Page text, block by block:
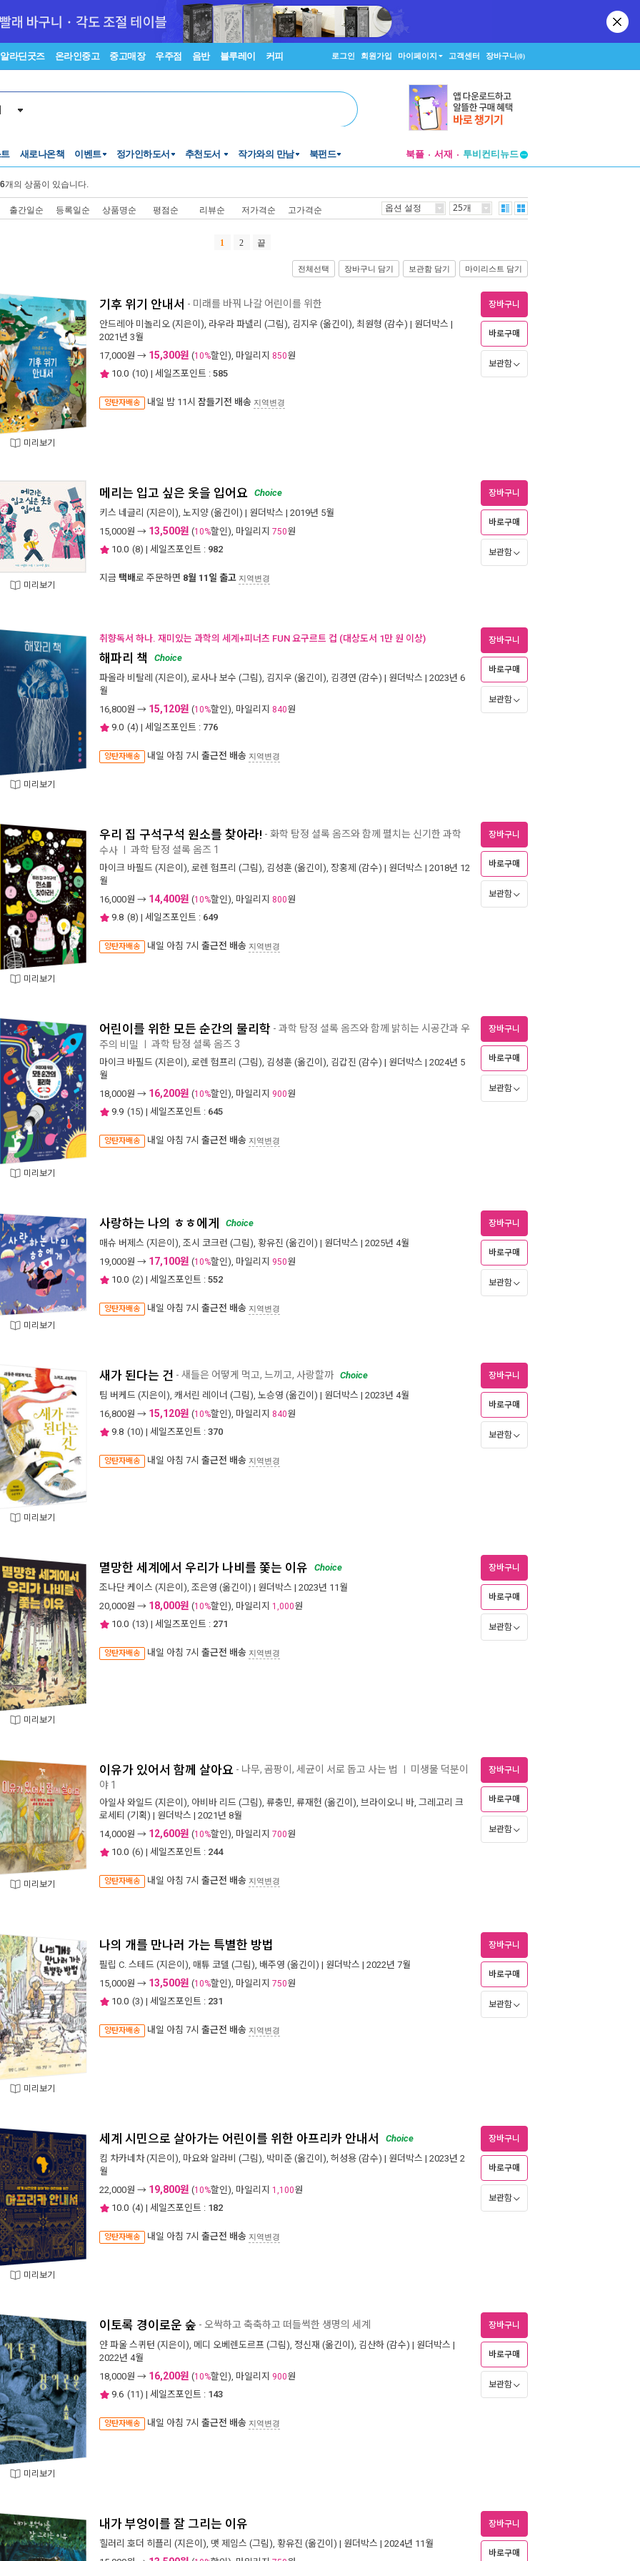
알라딘굿즈 온라인중고 중고매장 우주점 음반 블루레이 커피 로그인 회원가입 마이페이지 고객센터 장바구니(0)
새로나온책 이벤트 정가인하도서 추천도서 작가와의 만남 북펀드 북플 서재
창작플랫폼
개의 상품이 있습니다.
출간일순 등록일순 상품명순 평점순 리뷰순 저가격순 고가격순 옵션 설정 25개
1 2 끝
전체선택 장바구니 담기 보관함 담기 마이리스트 담기
미리보기
기후 위기 안내서 - 미래를 바꿔 나갈 어린이를 위한
안드레아 미놀리오 (지은이), 라우라 파넬리 (그림), 김지우 (옮긴이), 최원형 (감수) | 원더박스 |
2021년 3월
17,000원 → 15,300원 (10%할인), 마일리지 850원
10.0 (10) | 세일즈포인트 : 585
양탄자배송 내일 밤 11시 잠들기전 배송 지역변경
장바구니
바로구매
보관함
미리보기
메리는 입고 싶은 옷을 입어요 Choice
키스 네글리 (지은이), 노지양 (옮긴이) | 원더박스 | 2019년 5월
15,000원 → 13,500원 (10%할인), 마일리지 750원
10.0 (8) | 세일즈포인트 : 982
지금 택배로 주문하면 8월 11일 출고 지역변경
장바구니
바로구매
보관함
미리보기
취향독서 하나. 재미있는 과학의 세계+피너츠 FUN 요구르트 컵 (대상도서 1만 원 이상)
해파리 책
Choice
파올라 비탈레 (지은이), 로사나 보수 (그림), 김지우 (옮긴이), 김경연 (감수) | 원더박스 | 2023년 6
월
16,800원 → 15,120원 (10%할인), 마일리지 840원
9.0 (4) | 세일즈포인트 : 776
양탄자배송 내일 아침 7시 출근전 배송 지역변경
장바구니
바로구매
보관함
미리보기
우리 집 구석구석 원소를 찾아라! - 화학 탐정 셜록 옴즈와 함께 펼치는 신기한 과학
수사 과학 탐정 셜록 옴즈 1
마이크 바필드 (지은이), 로렌 험프리 (그림), 김성훈 (옮긴이), 장홍제 (감수) | 원더박스 | 2018년 12
월
16,000원 → 14,400원 (10%할인), 마일리지 800원
9.8 (8) | 세일즈포인트 : 649
양탄자배송 내일 아침 7시 출근전 배송 지역변경
장바구니
바로구매
보관함
미리보기
어린이를 위한 모든 순간의 물리학 - 과학 탐정 셜록 옴즈와 함께 밝히는 시공간과 우
주의 비밀 과학 탐정 셜록 옴즈 3
마이크 바필드 (지은이), 로렌 험프리 (그림), 김성훈 (옮긴이), 김갑진 (감수) | 원더박스 | 2024년 5
월
18,000원 → 16,200원 (10%할인), 마일리지 900원
9.9 (15) | 세일즈포인트 : 645
양탄자배송 내일 아침 7시 출근전 배송 지역변경
장바구니
바로구매
보관함
미리보기
사랑하는 나의 ㅎㅎ에게
Choice
매슈 버제스 (지은이), 조시 코크런 (그림), 황유진 (옮긴이) | 원더박스 | 2025년 4월
19,000원 → 17,100원 (10%할인), 마일리지 950원
10.0 (2) | 세일즈포인트 : 552
양탄자배송 내일 아침 7시 출근전 배송 지역변경
장바구니
바로구매
보관함
미리보기
새가 된다는 건 - 새들은 어떻게 먹고, 느끼고, 사랑할까 Choice
팀 버케드 (지은이), 캐서린 레이너 (그림), 노승영 (옮긴이) | 원더박스 | 2023년 4월
16,800원 → 15,120원 (10%할인), 마일리지 840원
9.8 (10) | 세일즈포인트 : 370
양탄자배송 내일 아침 7시 출근전 배송 지역변경
장바구니
바로구매
보관함
미리보기
멸망한 세계에서 우리가 나비를 쫓는 이유
Choice
조나단 케이스 (지은이), 조은영 (옮긴이) | 원더박스 | 2023년 11월
20,000원 → 18,000원 (10%할인), 마일리지 1,000원
10.0 (13) | 세일즈포인트 : 271
양탄자배송 내일 아침 7시 출근전 배송 지역변경
장바구니
바로구매
보관함
미리보기
이유가 있어서 함께 살아요 - 나무, 곰팡이, 세균이 서로 돕고 사는 법 미생물 덕분이
야 1
아일사 와일드 (지은이), 아비바 리드 (그림), 류충민, 류재헌 (옮긴이), 브라이오니 바, 그레고리 크
로세티 (기획) | 원더박스 | 2021년 8월
14,000원 → 12,600원 (10%할인), 마일리지 700원
10.0 (6) | 세일즈포인트 : 244
양탄자배송 내일 아침 7시 출근전 배송 지역변경
장바구니
바로구매
보관함
미리보기
나의 개를 만나러 가는 특별한 방법
필립 C. 스테드 (지은이), 매튜 코델 (그림), 배주영 (옮긴이) | 원더박스 | 2022년 7월
15,000원 → 13,500원 (10%할인), 마일리지 750원
10.0 (3) | 세일즈포인트 : 231
양탄자배송 내일 아침 7시 출근전 배송 지역변경
장바구니
바로구매
보관함
미리보기
세계 시민으로 살아가는 어린이를 위한 아프리카 안내서
Choice
킴 차카네차(지은이), 마요와 알라비 (그림), 박미준 (옮긴이), 허성용 (감수) | 원더박스 | 2023년 2
월
22,000원 → 19,800원 (10%할인), 마일리지 1,100원
10.0 (4) | 세일즈포인트 : 182
양탄자배송 내일 아침 7시 출근전 배송 지역변경
장바구니
바로구매
보관함
미리보기
이토록 경이로운 숲 - 오싹하고 축축하고 떠들썩한 생명의 세계
얀 파울 스퀴턴 (지은이), 메디 오베렌도르프 (그림), 정신재 (옮긴이), 김산하 (감수) | 원더박스 |
2022년 4월
18,000원 → 16,200원 (10%할인), 마일리지 900원
9.6 (11) | 세일즈포인트 : 143
양탄자배송 내일 아침 7시 출근전 배송 지역변경
장바구니
바로구매
보관함
내가 부엉이를 잘 그리는 이유
힐러리 호더 히플리 (지은이), 맷 제임스 (그림), 황유진 (옮긴이) | 원더박스 | 2024년 11월
장바구니
바로구매